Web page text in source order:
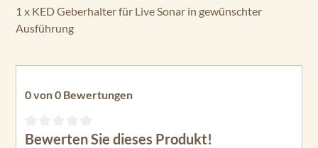
1 x KED Geberhalter für Live Sonar in gewünschter
Ausführung
0 von 0 Bewertungen
Durchschnittliche Bewertung von 0 von 5 Sternen
Bewerten Sie dieses Produkt!